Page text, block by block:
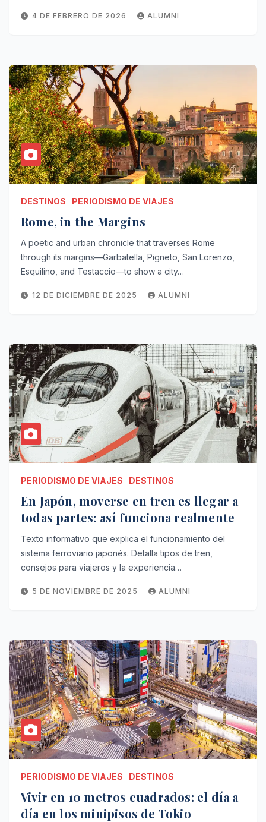
4 DE FEBRERO DE 2026 ALUMNI
DESTINOS PERIODISMO DE VIAJES
Rome, in the Margins
A poetic and urban chronicle that traverses Rome
through its margins—Garbatella, Pigneto, San Lorenzo,
Esquilino, and Testaccio—to show a city…
12 DE DICIEMBRE DE 2025 ALUMNI
PERIODISMO DE VIAJES DESTINOS
En Japón, moverse en tren es llegar a
todas partes: así funciona realmente
Texto informativo que explica el funcionamiento del
sistema ferroviario japonés. Detalla tipos de tren,
consejos para viajeros y la experiencia…
5 DE NOVIEMBRE DE 2025 ALUMNI
PERIODISMO DE VIAJES DESTINOS
Vivir en 10 metros cuadrados: el día a
día en los minipisos de Tokio